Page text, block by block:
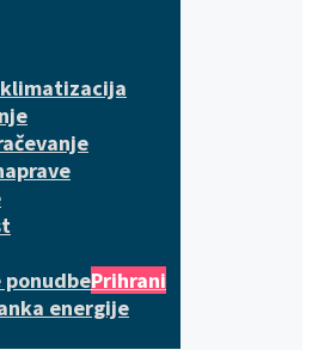
klimatizacija
Prihrani
energije